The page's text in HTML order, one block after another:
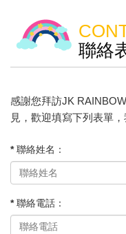
聯絡
感謝您拜訪JK
見，歡迎填寫下列表單
* 聯絡姓名：
* 聯絡電話：